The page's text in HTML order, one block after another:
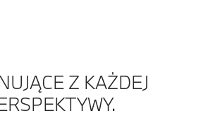
Z KAŻDEJ